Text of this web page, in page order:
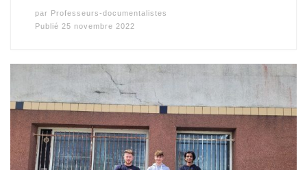
par Professeurs-documentalistes
Publié 25 novembre 2022